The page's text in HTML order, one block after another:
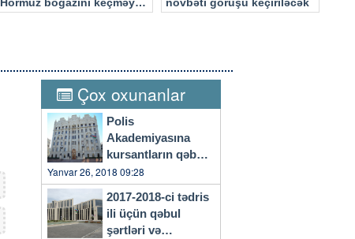
Çox oxunanlar
Polis
Akademiyasına
kursantların qəbulu
başlayıb
Yanvar 26, 2018 09:28
2017-2018-ci tədris
ili üçün qəbul
şərtləri və